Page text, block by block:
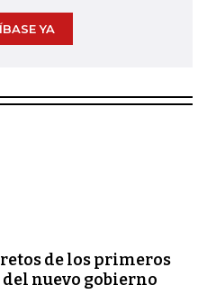
YA
de los primeros
nuevo gobierno